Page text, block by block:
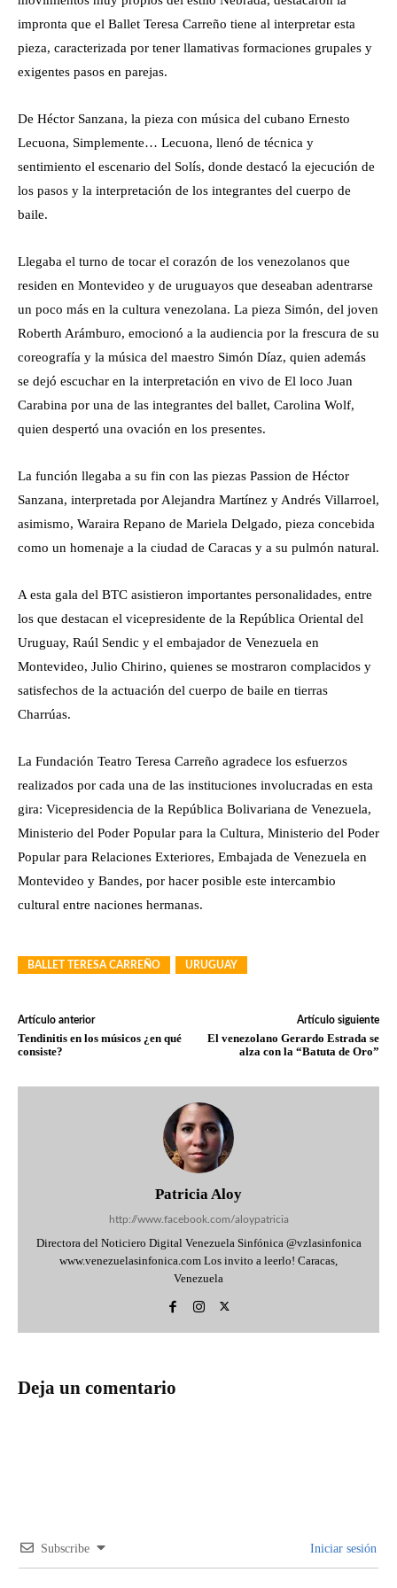
impronta que el Ballet Teresa Carreño tiene al interpretar esta
pieza, caracterizada por tener llamativas formaciones grupales y
exigentes pasos en parejas.
De Héctor Sanzana, la pieza con música del cubano Ernesto
Lecuona, Simplemente… Lecuona, llenó de técnica y
sentimiento el escenario del Solís, donde destacó la ejecución de
los pasos y la interpretación de los integrantes del cuerpo de
baile.
Llegaba el turno de tocar el corazón de los venezolanos que
residen en Montevideo y de uruguayos que deseaban adentrarse
un poco más en la cultura venezolana. La pieza Simón, del joven
Roberth Arámburo, emocionó a la audiencia por la frescura de su
coreografía y la música del maestro Simón Díaz, quien además
se dejó escuchar en la interpretación en vivo de El loco Juan
Carabina por una de las integrantes del ballet, Carolina Wolf,
quien despertó una ovación en los presentes.
La función llegaba a su fin con las piezas Passion de Héctor
Sanzana, interpretada por Alejandra Martínez y Andrés Villarroel,
asimismo, Waraira Repano de Mariela Delgado, pieza concebida
como un homenaje a la ciudad de Caracas y a su pulmón natural.
A esta gala del BTC asistieron importantes personalidades, entre
los que destacan el vicepresidente de la República Oriental del
Uruguay, Raúl Sendic y el embajador de Venezuela en
Montevideo, Julio Chirino, quienes se mostraron complacidos y
satisfechos de la actuación del cuerpo de baile en tierras
Charrúas.
La Fundación Teatro Teresa Carreño agradece los esfuerzos
realizados por cada una de las instituciones involucradas en esta
gira: Vicepresidencia de la República Bolivariana de Venezuela,
Ministerio del Poder Popular para la Cultura, Ministerio del Poder
Popular para Relaciones Exteriores, Embajada de Venezuela en
Montevideo y Bandes, por hacer posible este intercambio
cultural entre naciones hermanas.
BALLET TERESA CARREÑO URUGUAY
Artículo anterior
Tendinitis en los músicos ¿en qué
consiste?
Artículo siguiente
El venezolano Gerardo Estrada se
alza con la “Batuta de Oro”
Patricia Aloy
http://www.facebook.com/aloypatricia
Directora del Noticiero Digital Venezuela Sinfónica @vzlasinfonica
www.venezuelasinfonica.com Los invito a leerlo! Caracas,
Venezuela
Deja un comentario
Subscribe Iniciar sesión